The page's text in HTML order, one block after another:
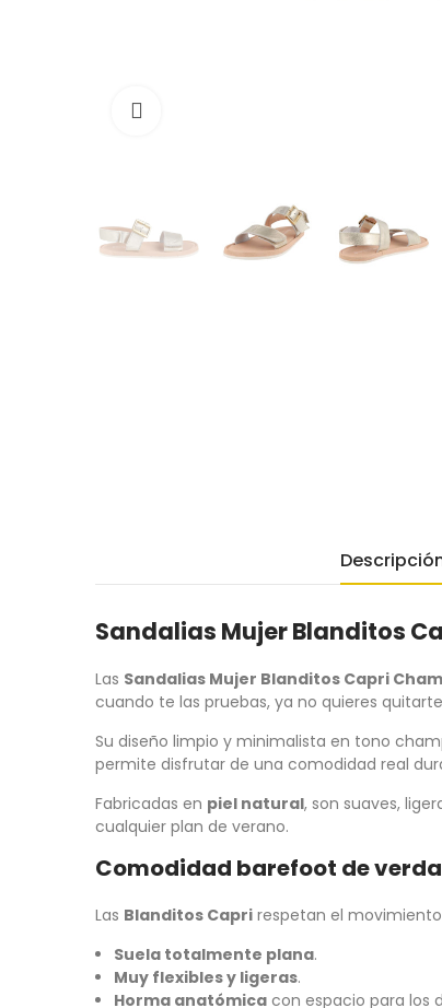
Sandalias Mujer Blanditos
Las Sandalias Mujer Blanditos Capri
cuando te las pruebas, ya no quieres
Su diseño limpio y minimalista en tono
permite disfrutar de una comodidad real
Fabricadas en piel natural, son suaves,
cualquier plan de verano.
Comodidad barefoot de
Las Blanditos Capri respetan el
Suela totalmente plana.
Muy flexibles y ligeras.
Horma anatómica con espacio para los